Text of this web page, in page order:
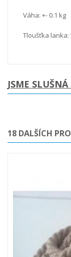
Váha: +- 0.1 kg
Tloušťka lanka:
JSME
18 DALŠÍCH